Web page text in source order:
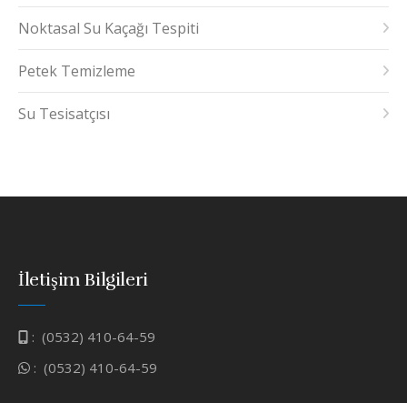
Noktasal Su Kaçağı Tespiti
Petek Temizleme
Su Tesisatçısı
İletişim Bilgileri
: (0532) 410-64-59
: (0532) 410-64-59